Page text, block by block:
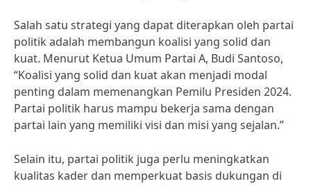
Salah satu strategi yang dapat diterapkan oleh partai
politik adalah membangun koalisi yang solid dan
kuat. Menurut Ketua Umum Partai A, Budi Santoso,
“Koalisi yang solid dan kuat akan menjadi modal
penting dalam memenangkan Pemilu Presiden 2024.
Partai politik harus mampu bekerja sama dengan
partai lain yang memiliki visi dan misi yang sejalan.”
Selain itu, partai politik juga perlu meningkatkan
kualitas kader dan memperkuat basis dukungan di